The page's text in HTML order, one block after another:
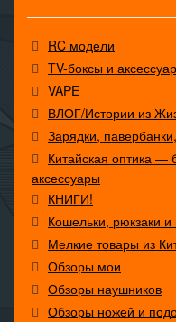
RC модели
TV-боксы и
VAPE
ВЛОГ/Истории из
Зарядки,
Китайская оптика —
аксессуары
КНИГИ!
Кошельки, рюкзаки
Мелкие товары из
Обзоры мои
Обзоры наушников
Обзоры ножей и